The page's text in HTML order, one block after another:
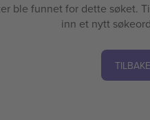
ble funnet for dette søket.
inn et nytt